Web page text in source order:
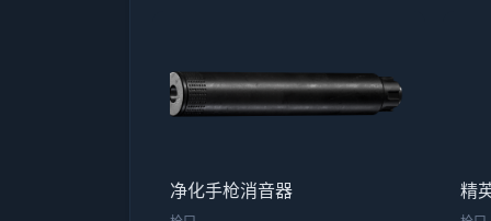
净化手枪消音器 精